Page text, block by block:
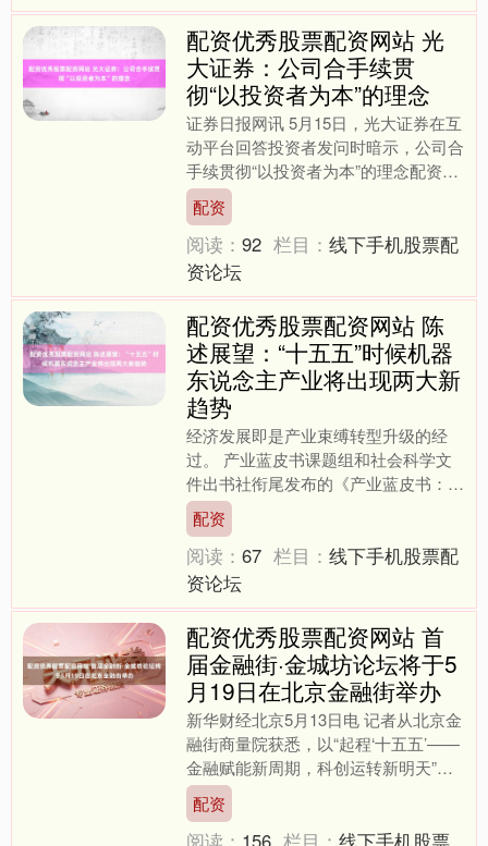
配资优秀股票配资网站 光
大证券：公司合手续贯
彻“以投资者为本”的理念
证券日报网讯 5月15日，光大证券在互
动平台回答投资者发问时暗示，公司合
手续贯彻“以投资者为本”的理念配资优
秀股票配资网站，制定了《光大证券股
份有限公司市值不绝....
配资
阅读：92 栏目：线下手机股票配
资论坛
配资优秀股票配资网站 陈
述展望：“十五五”时候机器
东说念主产业将出现两大新
趋势
经济发展即是产业束缚转型升级的经
过。 产业蓝皮书课题组和社会科学文
件出书社衔尾发布的《产业蓝皮书：中
国产业竞争力陈述（2025）No.14》指
出，“十五五”时候....
配资
阅读：67 栏目：线下手机股票配
资论坛
配资优秀股票配资网站 首
届金融街·金城坊论坛将于5
月19日在北京金融街举办
新华财经北京5月13日电 记者从北京金
融街商量院获悉，以“起程‘十五五’——
金融赋能新周期，科创运转新明天”为
主题的首届金融街·金城坊论坛将于5月
19日在北京金....
配资